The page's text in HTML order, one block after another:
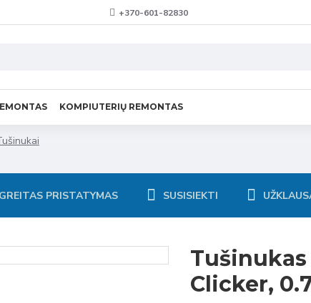
+370-601-82830
KOMPIUTERIŲ REMONTAS
GREITAS PRISTATYMAS SUSISIEKTI
Clicker,